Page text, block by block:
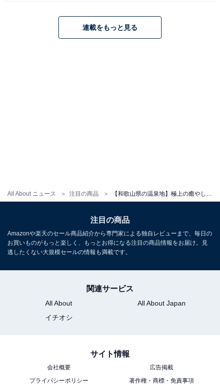
All About ニュース 注目の商品
幸を五感で味わう至高のブッフェを楽しめます。
交通手段：JR白浜駅より車で約5分／南紀白浜空港より
車で約10分／阪和自動車道 南紀田辺ICまたは上富田IC経
由で国道42号線へ
料金
※料金は公式Webサイト参考価格
※プラン・部屋により価格は変動します
連載をもっと見る
注目の商品
Amazonや楽天のセール商品紹介から専門家による独自レビューまで、毎日の
お買いものがもっと楽しく、もっとお得になる注目の商品情報をお届け。見
逃したくない大規模セールの情報も満載です。
関連サービス
All About
All About Japan
イチオシ
サイト情報
会社概要
広告掲載
プライバシーポリシー
著作権・商標・免責事項